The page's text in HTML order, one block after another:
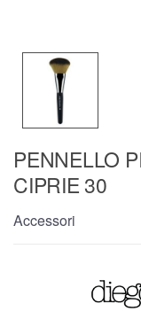
PENNELLO
CIPRIE 30
Accessori